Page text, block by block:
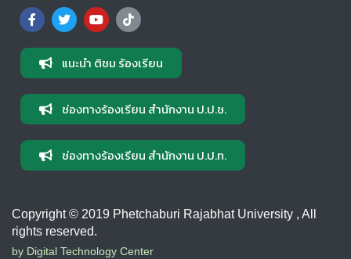
แนะนำ ติชม ร้องเรียน
ช่องทางร้องเรียน สำนักงาน ป.ป.ช.
ช่องทางร้องเรียน สำนักงาน ป.ป.ท.
Copyright © 2019 Phetchaburi Rajabhat University , All
rights reserved.
by Digital Technology Center